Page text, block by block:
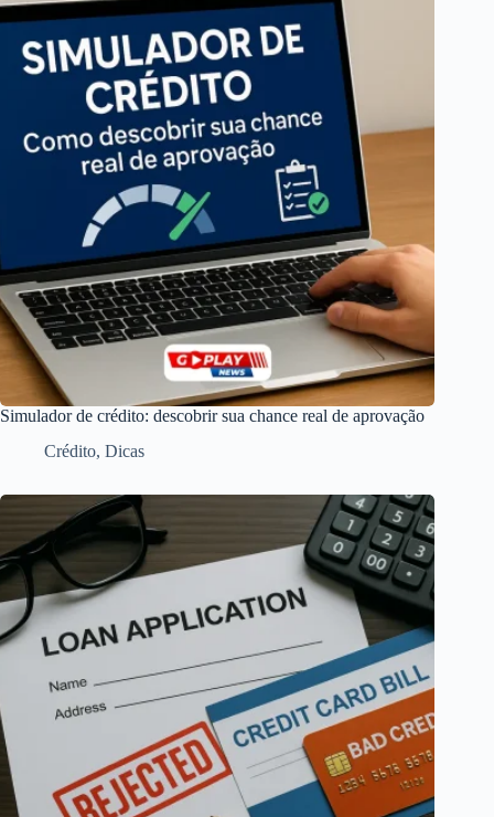
Simulador de crédito: descobrir sua chance real de aprovação
Crédito, Dicas